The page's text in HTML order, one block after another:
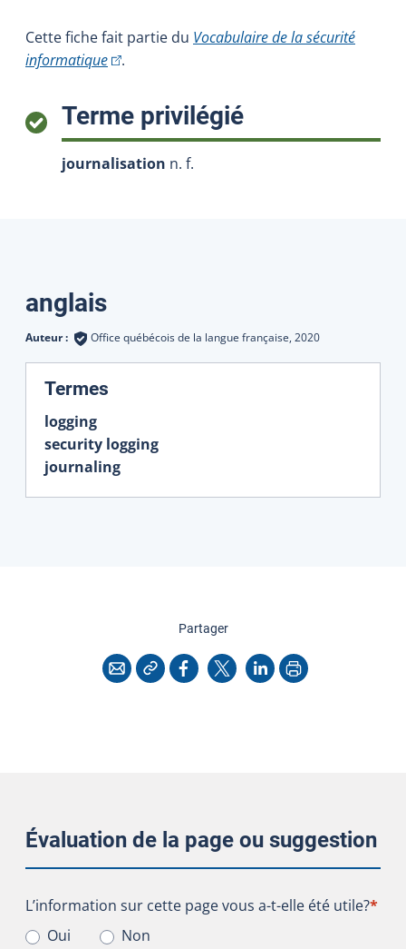
Cette fiche fait partie du Vocabulaire de la sécurité
informatique(Cet hyperlien externe s'ouvrira dans une
.
Terme privilégié:
journalisation n. f.
Traductions
anglais
Auteur : Office québécois de la langue française, 2020
Termes
logging
security logging
journaling
Partagercette page
CourrielCopier l'adresse
Facebook
X LinkedInImprimer
Évaluation de la page ou suggestion
L’information sur cette page vous a-t-elle été utile?
L’information sur cette page vous a-t-elle été utile?*
Oui
Non